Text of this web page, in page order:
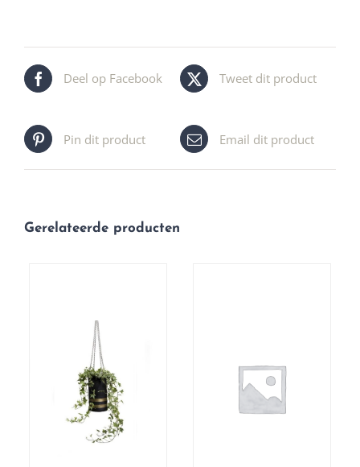
Deel op Facebook Tweet dit product
Pin dit product Email dit product
Gerelateerde producten